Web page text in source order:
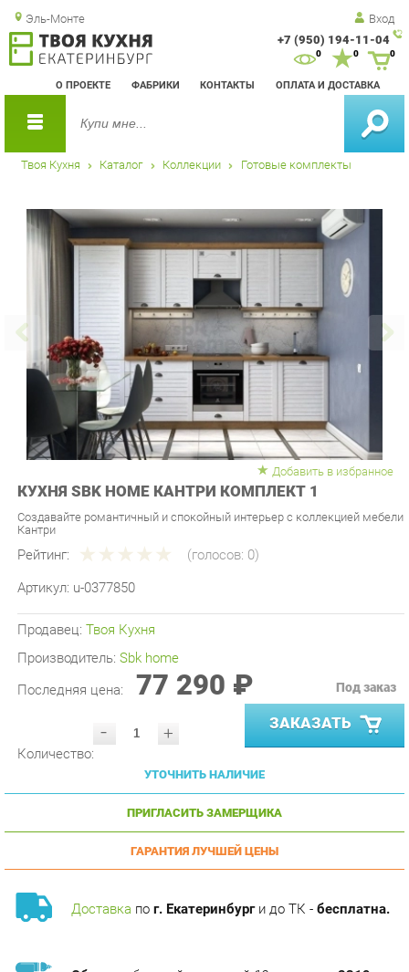
Эль-Монте Вход
+7 (950) 194-11-04
О ПРОЕКТЕ ФАБРИКИ КОНТАКТЫ ОПЛАТА И ДОСТАВКА
0 0
Твоя Кухня Каталог Коллекции Готовые комплекты
Добавить в избранное
КУХНЯ SBK HOME КАНТРИ КОМПЛЕКТ 1
Создавайте романтичный и спокойный интерьер с коллекцией мебели
Рейтинг:
Артикул: u-0377850
Производитель: Sbk home
Последняя цена: 77 290 ₽
- ЗАКАЗАТЬ
УТОЧНИТЬ НАЛИЧИЕ
ПРИГЛАСИТЬ ЗАМЕРЩИКА
ГАРАНТИЯ ЛУЧШЕЙ ЦЕНЫ
Доставкапог. Екатеринбурги до ТК -бесплатна.